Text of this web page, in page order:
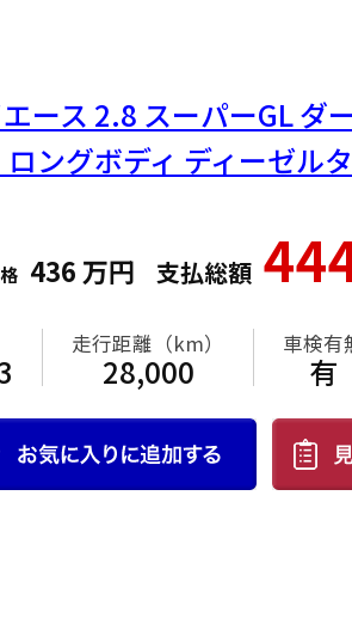
ース 2.8 スーパーGL ダ
ロングボディ ディーゼル
436 万円 支払総額
走行距離（km）
28,000
車検有
有